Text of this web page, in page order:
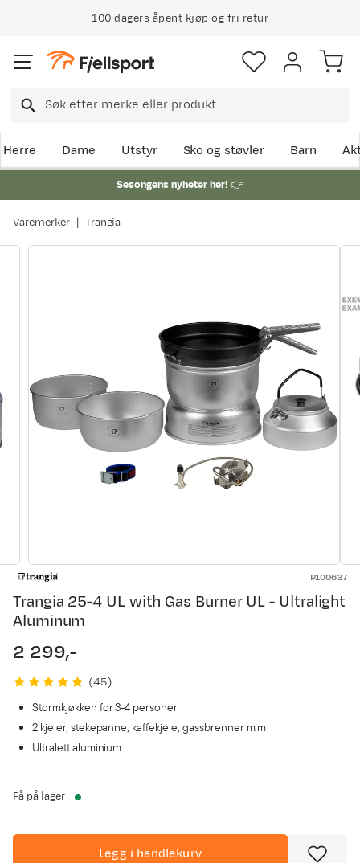
100 dagers åpent kjøp og fri retur
Herre Dame Utstyr Sko og støvler Barn
Sesongens nyheter her!👉
Varemerker Trangia
P100637
Trangia 25-4 UL with Gas Burner UL - Ultralight
Aluminum
price
2 299,-
(45)
Stormkjøkken for 3-4 personer
2 kjeler, stekepanne, kaffekjele, gassbrenner m.m
Ultralett aluminium
Få på lager
Legg i handlekurv